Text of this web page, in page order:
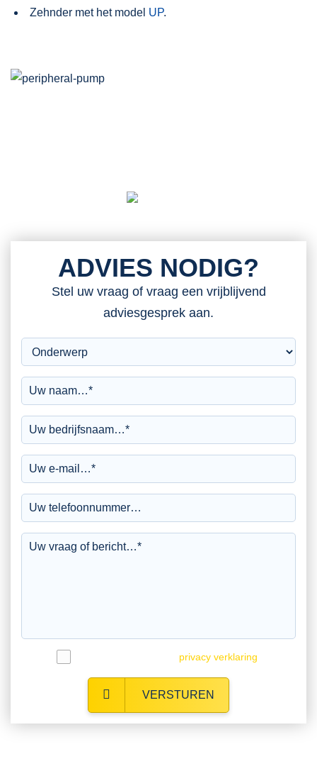
Zehnder met het model UP.
ADVIES NODIG?
Stel uw vraag of vraag een vrijblijvend
adviesgesprek aan.
privacy verklaring
VERSTUREN